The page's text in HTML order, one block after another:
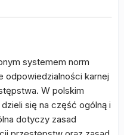
systemem norm
odpowiedzialności karnej
W polskim
się na część ogólną i
dotyczy zasad